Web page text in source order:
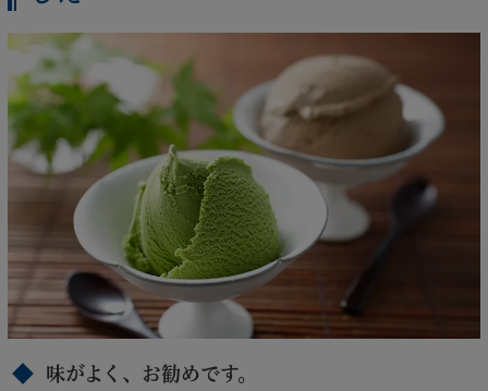
味がよく、お勧めです。